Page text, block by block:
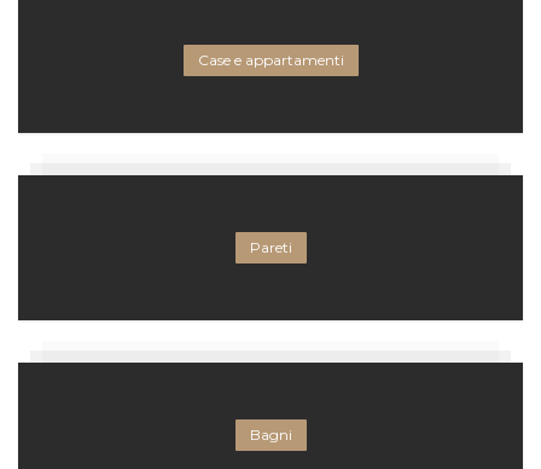
Case e appartamenti
Pareti
Bagni